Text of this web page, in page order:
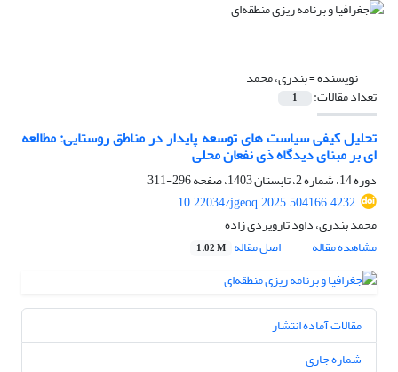
نویسنده =بندری، محمد
تعداد مقالات: 1
تحلیل کیفی سیاست های توسعه پایدار در مناطق روستایی: مطالعه
ای بر مبنای دیدگاه ذی نفعان محلی
دوره 14، شماره 2، تابستان 1403، صفحه
296-311
10.22034/jgeoq.2025.504166.4232
محمد بندری، داود تارویردی زاده
مشاهده مقاله
اصل مقاله 1.02 M
مقالات آماده انتشار
شماره جاری